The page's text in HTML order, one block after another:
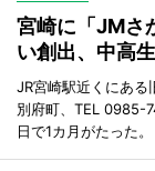
宮崎に「JMさ
い創出、中高
JR宮崎駅近くにあ
別府町、TEL 0985-
日で1カ月がたった。